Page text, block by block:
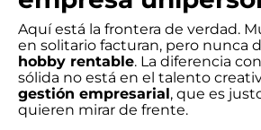
Aquí está la frontera de verdad.
en solitario facturan, pero nunca
hobby rentable. La diferencia
sólida no está en el talento
gestión empresarial, que es
quieren mirar de frente.